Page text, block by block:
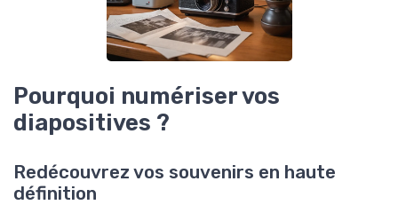
Pourquoi numériser vos
diapositives ?
Redécouvrez vos souvenirs en haute
définition